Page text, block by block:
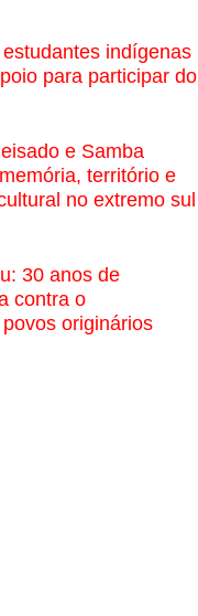
indígenas
para participar do
e Samba
território e
no extremo sul
30 anos de
contra o
originários